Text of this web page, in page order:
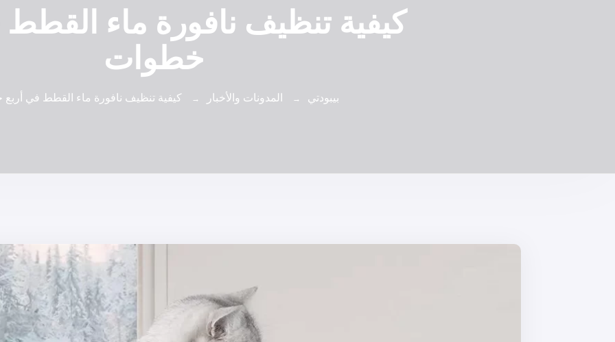
كيفية تنظيف نافورة ماء القطط
خطوات
بيبودتي المدونات والأخبار كيفية تنظيف نافورة ماء القطط في